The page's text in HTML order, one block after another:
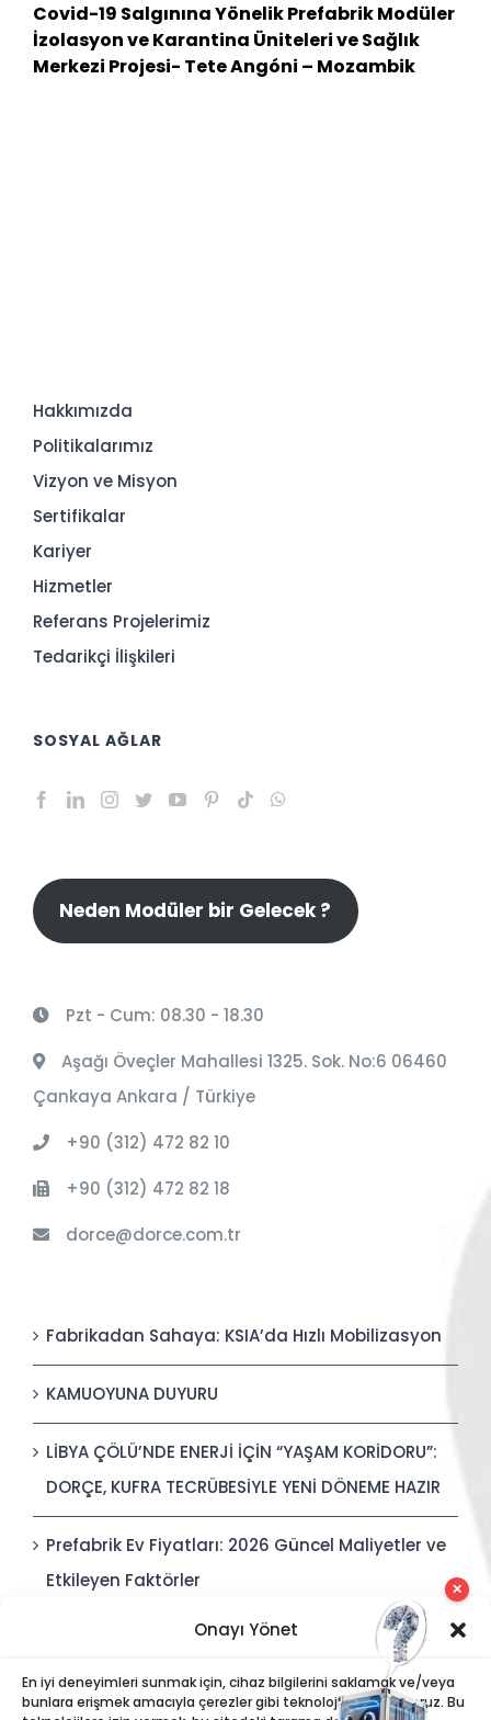
Onayı Yönet
En iyi deneyimleri sunmak için, cihaz bilgilerini saklamak ve/veya
bunlara erişmek amacıyla çerezler gibi teknolojiler kullanıyoruz. Bu
Covid-19 Salgınına Yönelik Prefabrik Modüler
İzolasyon ve Karantina Üniteleri ve Sağlık
Merkezi Projesi- Tete Angóni – Mozambik
Hakkımızda
Politikalarımız
Vizyon ve Misyon
Sertifikalar
Kariyer
Hizmetler
Referans Projelerimiz
Tedarikçi İlişkileri
SOSYAL AĞLAR
Neden Modüler bir Gelecek ?
Pzt - Cum: 08.30 - 18.30
Aşağı Öveçler Mahallesi 1325. Sok. No:6 06460
Çankaya Ankara / Türkiye
+90 (312) 472 82 10
+90 (312) 472 82 18
dorce@dorce.com.tr
Fabrikadan Sahaya: KSIA’da Hızlı Mobilizasyon
KAMUOYUNA DUYURU
LİBYA ÇÖLÜ’NDE ENERJİ İÇİN “YAŞAM KORİDORU”:
DORÇE, KUFRA TECRÜBESİYLE YENİ DÖNEME HAZIR
Prefabrik Ev Fiyatları: 2026 Güncel Maliyetler ve
Etkileyen Faktörler
Polis Karakolları: Güvenli, Entegre ve Hızlı İnşa
Edilebilir Kamu Güvenliği Yapıları
✕